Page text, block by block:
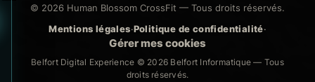
© 2026 Human Blossom CrossFit — Tous droits réservés.
Mentions légales·Politique de confidentialité·
Gérer mes cookies
Belfort Digital Experience © 2026 Belfort Informatique — Tous
droits réservés.